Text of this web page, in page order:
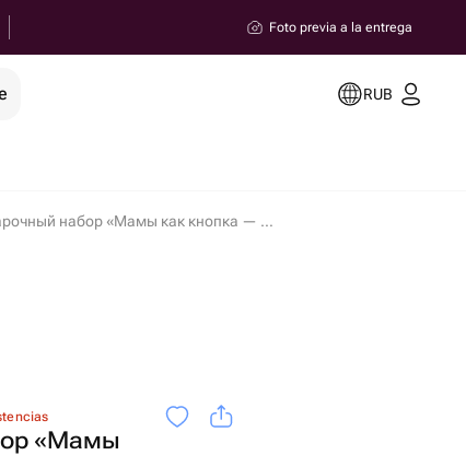
Foto previa a la entrega
RUB
Подарочный набор «Мамы как кнопка — на них всё держится» en Magnitogorsk
«Мамы